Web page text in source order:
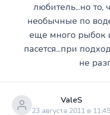
любитель...но
необычные по
еще много рыбок
пасется...при
не
ValeS
23 августа 2011 в 11:49